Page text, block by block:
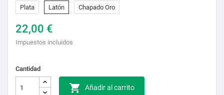
Plata
Latón Chapado Oro
22,00 €
Impuestos incluidos
Cantidad
 Añadir al carrito